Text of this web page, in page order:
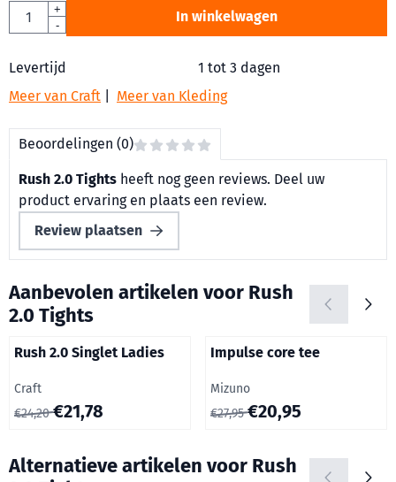
Aantal
+
-
In winkelwagen
Levertijd
1 tot 3 dagen
Meer van Craft
Meer van Kleding
Beoordelingen (0)
Rush 2.0 Tights heeft nog geen reviews. Deel uw
product ervaring en plaats een review.
Review plaatsen
Aanbevolen artikelen voor Rush
2.0 Tights
Rush 2.0 Singlet Ladies
Merk:
Craft
Van 24,20 voor 21,78
€24,20€21,78
Impulse core tee
Merk:
Mizuno
Van 27,95 voor 20,95
€27,95€20,95
Alternatieve artikelen voor Rush